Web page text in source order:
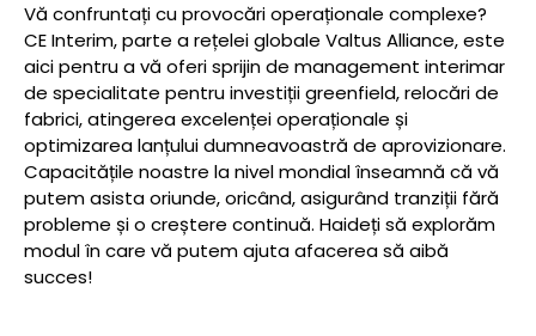
Vă confruntați cu provocări operaționale complexe?
CE Interim, parte a rețelei globale Valtus Alliance, este
aici pentru a vă oferi sprijin de management interimar
de specialitate pentru investiții greenfield, relocări de
fabrici, atingerea excelenței operaționale și
optimizarea lanțului dumneavoastră de aprovizionare.
Capacitățile noastre la nivel mondial înseamnă că vă
putem asista oriunde, oricând, asigurând tranziții fără
probleme și o creștere continuă. Haideți să explorăm
modul în care vă putem ajuta afacerea să aibă
succes!